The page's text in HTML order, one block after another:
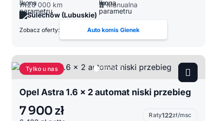
20 000 km
Manualna
Sulechów (Lubuskie)
Zobacz oferty: Auto komis Gienek
Tylko u nas
Opel Astra 1.6 x 2 automat niski przebieg
7 900 zł Raty122zł/msc